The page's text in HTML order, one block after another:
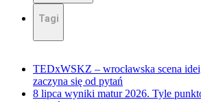
Tagi
TEDxWSKZ – wrocławska scena
zaczyna się od pytań
8 lipca wyniki matur 2026. Tyle